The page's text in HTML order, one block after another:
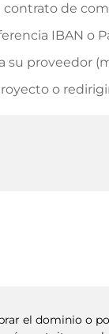
contrato de
IBAN o
su proveedor
o
los detalles
el dominio o